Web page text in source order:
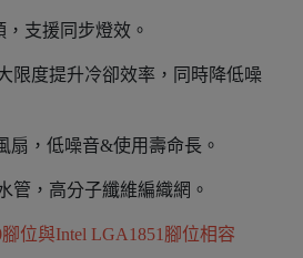
，支援同步燈效。
限度提升冷卻效率，同時降低噪
扇，低噪音&使用壽命長。
管，高分子纖維編織網。
位與Intel LGA1851腳位相容